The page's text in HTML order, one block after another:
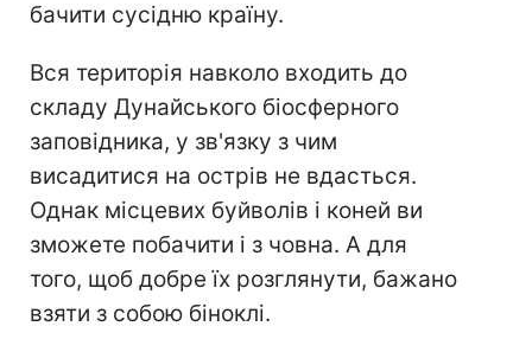
бачити сусідню країну.
Вся територія навколо входить до
складу Дунайського біосферного
заповідника, у зв'язку з чим
висадитися на острів не вдасться.
Однак місцевих буйволів і коней ви
зможете побачити і з човна. А для
того, щоб добре їх розглянути, бажано
взяти з собою біноклі.